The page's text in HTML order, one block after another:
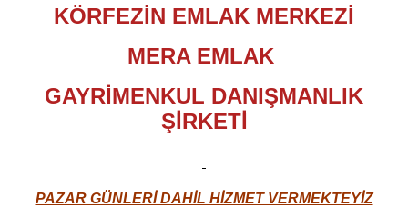
KÖRFEZİN EMLAK MERKEZİ
MERA EMLAK
GAYRİMENKUL DANIŞMANLIK
ŞİRKETİ​
PAZAR GÜNLERİ DAHİL HİZMET VERMEKTEYİZ